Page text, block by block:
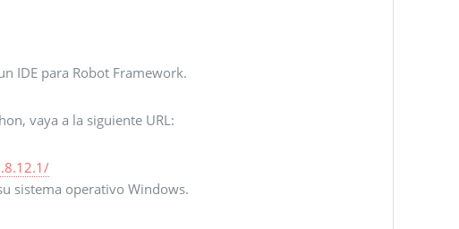
IDE para Robot Framework.
vaya a la siguiente URL:
sistema operativo Windows.